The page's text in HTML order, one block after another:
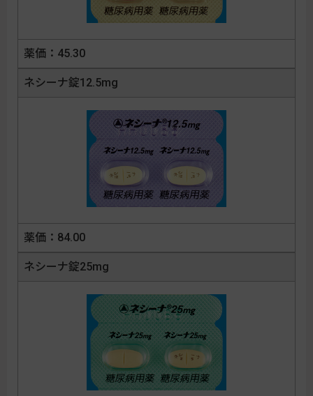
45.30
ネシーナ錠12.5mg
84.00
ネシーナ錠25mg